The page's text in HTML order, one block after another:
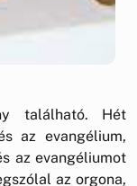
található. Hét
az evangélium,
az evangéliumot
az orgona,